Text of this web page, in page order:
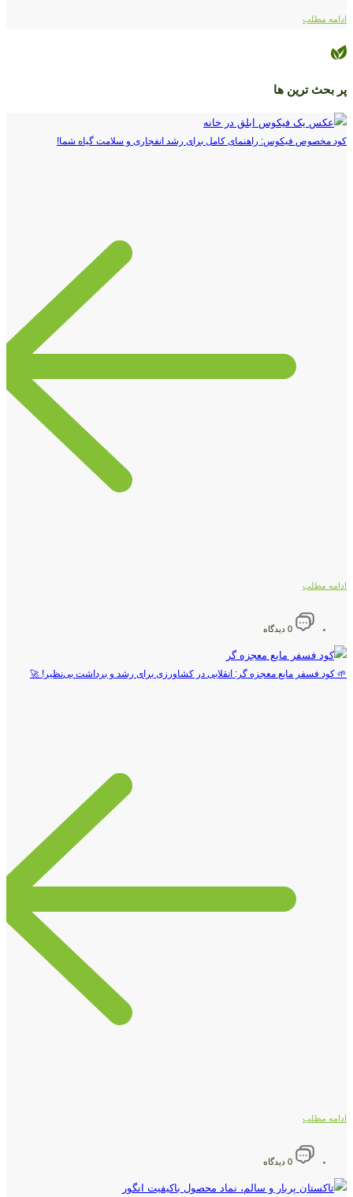
ادامه مطلب
پر بحث ترین ها
کود مخصوص فیکوس: راهنمای کامل برای رشد انفجاری و سلامت گیاه شما!
ادامه مطلب
🌱 کود فسفر مایع معجزه گر: انقلابی در کشاورزی برای رشد و برداشت بی‌نظیر! 🚀
ادامه مطلب